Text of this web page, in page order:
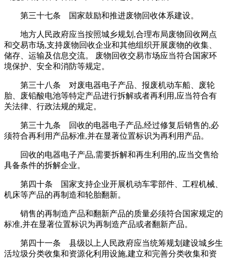
第三十七条 国家鼓励和推进废物回收体系建设。
地方人民政府应当按照城乡规划,合理布局废物回收网点
和交易市场,支持废物回收企业和其他组织开展废物的收集、
储存、运输及信息交流。 废物回收交易市场应当符合国家环
境保护、安全和消防等规定。
第三十八条 对废电器电子产品、报废机动车船、废轮
胎、废铅酸电池等特定产品进行拆解或者再利用,应当符合有
关法律、行政法规的规定。
第三十九条 回收的电器电子产品,经过修复后销售的,必
须符合再利用产品标准,并在显著位置标识为再利用产品。
回收的电器电子产品,需要拆解和再生利用的,应当交售给
具备条件的拆解企业。
第四十条 国家支持企业开展机动车零部件、工程机械、
机床等产品的再制造和轮胎翻新。
销售的再制造产品和翻新产品的质量必须符合国家规定的
标准,并在显著位置标识为再制造产品或者翻新产品。
第四十一条 县级以上人民政府应当统筹规划建设城乡生
活垃圾分类收集和资源化利用设施,建立和完善分类收集和资